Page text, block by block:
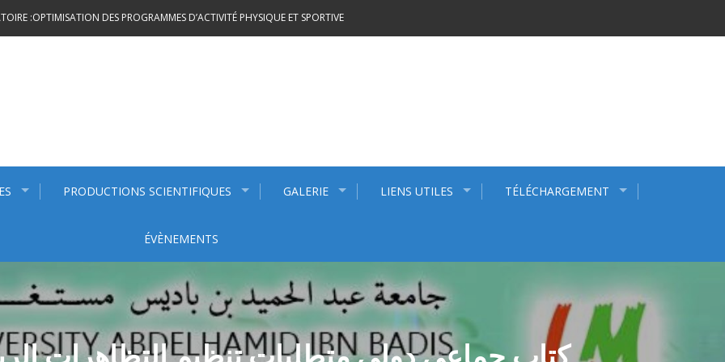
:OPTIMISATION DES PROGRAMMES D’ACTIVITÉ PHYSIQUE ET SPORTIVE
PRODUCTIONS SCIENTIFIQUES GALERIE LIENS UTILES TÉLÉCHARGEMENT
ÉVÈNEMENTS